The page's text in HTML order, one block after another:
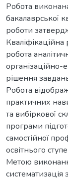
Робота
бакалаврської
роботи
Кваліфікаційна
робота
організаційно-
рішення
Робота
практичних
та вибіркової
програми
самостійної
освітнього
Метою